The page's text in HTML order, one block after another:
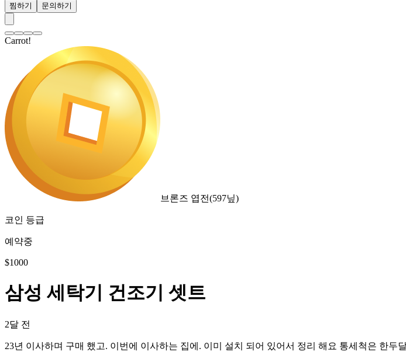
찜하기 문의하기
Carrot!
브론즈 엽전(597닢)
코인 등급
예약중
$1000
삼성 세탁기 건조기 셋트
2달 전
23년 이사하며 구매 했고. 이번에 이사하는 집에. 이미 설치 되어 있어서 정리 해요 통세척은 한